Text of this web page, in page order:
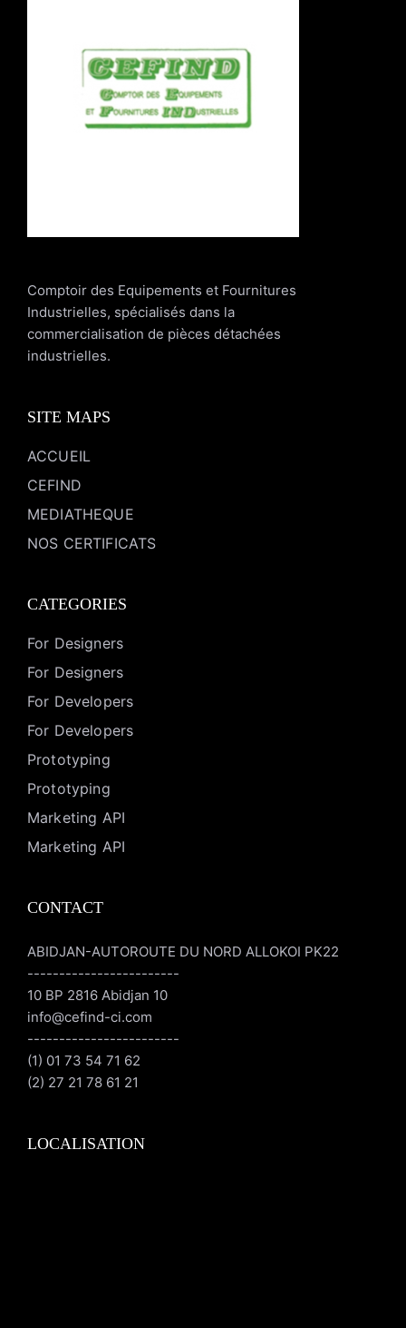
Comptoir des Equipements et Fournitures
Industrielles, spécialisés dans la
commercialisation de pièces détachées
industrielles.
SITE MAPS
ACCUEIL
CEFIND
MEDIATHEQUE
NOS CERTIFICATS
CATEGORIES
For Designers
For Designers
For Developers
For Developers
Prototyping
Prototyping
Marketing API
Marketing API
CONTACT
ABIDJAN-AUTOROUTE DU NORD ALLOKOI PK22
------------------------
10 BP 2816 Abidjan 10
info@cefind-ci.com
------------------------
(1) 01 73 54 71 62
(2) 27 21 78 61 21
LOCALISATION